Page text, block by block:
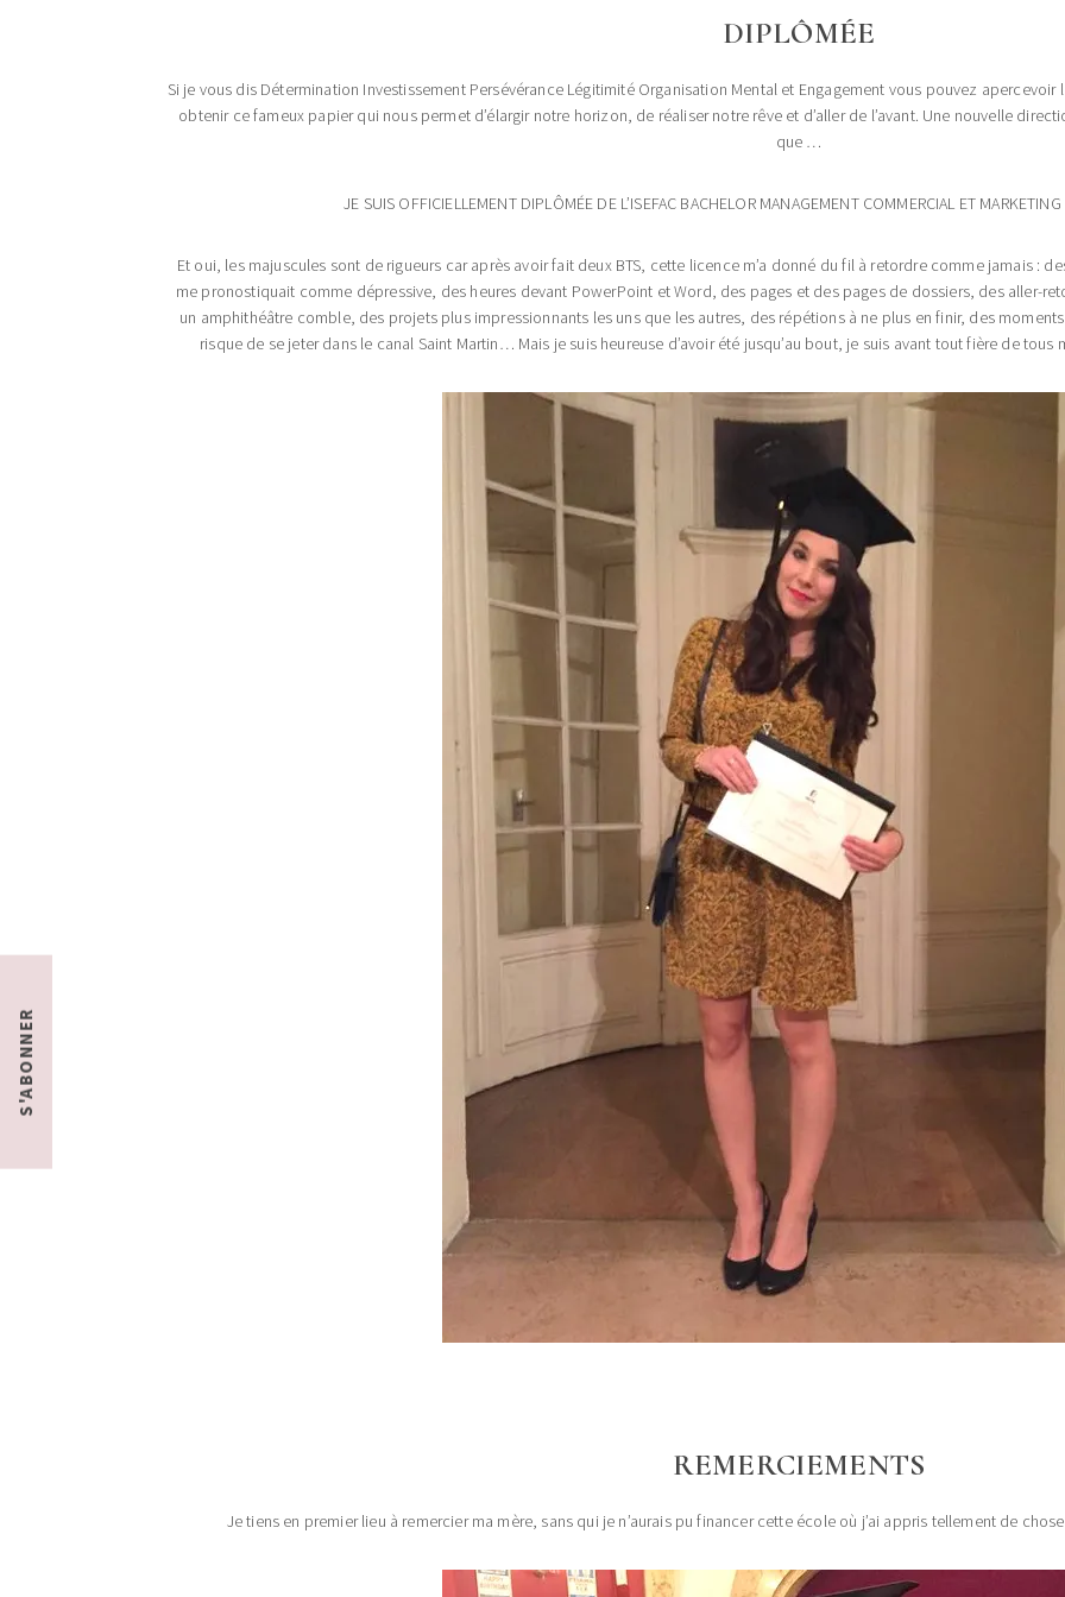
DIPLÔMÉE
Si je vous dis Détermination Investissement Persévérance Légitimité Organisation Mental et Engagement vous pouvez
obtenir ce fameux papier qui nous permet d’élargir notre horizon, de réaliser notre rêve et d’aller de l’avant. Une nouvelle
que …
JE SUIS OFFICIELLEMENT DIPLÔMÉE DE L’ISEFAC BACHELOR MANAGEMENT COMMERCIAL ET
Et oui, les majuscules sont de rigueurs car après avoir fait deux BTS, cette licence m’a donné du fil à retordre comme jamais :
me pronostiquait comme dépressive, des heures devant PowerPoint et Word, des pages et des pages de dossiers, des aller-
un amphithéâtre comble, des projets plus impressionnants les uns que les autres, des répétions à ne plus en finir, des
risque de se jeter dans le canal Saint Martin… Mais je suis heureuse d’avoir été jusqu’au bout, je suis avant tout fière de
REMERCIEMENTS
Je tiens en premier lieu à remercier ma mère, sans qui je n’aurais pu financer cette école où j’ai appris tellement de
S'ABONNER